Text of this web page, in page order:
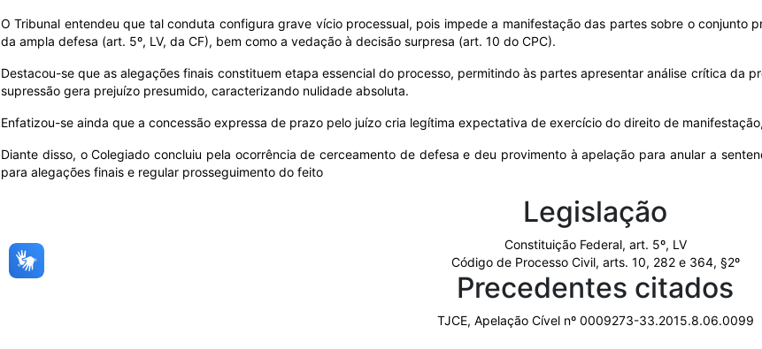
O Tribunal entendeu que tal conduta configura grave vício processual, pois impede a manifestação das partes sobre o
da ampla defesa (art. 5º, LV, da CF), bem como a vedação à decisão surpresa (art. 10 do CPC).
Destacou-se que as alegações finais constituem etapa essencial do processo, permitindo às partes apresentar análise crítica da
supressão gera prejuízo presumido, caracterizando nulidade absoluta.
Enfatizou-se ainda que a concessão expressa de prazo pelo juízo cria legítima expectativa de exercício do direito de
Diante disso, o Colegiado concluiu pela ocorrência de cerceamento de defesa e deu provimento à apelação para anular a
para alegações finais e regular prosseguimento do feito
Legislação
Constituição Federal, art. 5º, LV
Código de Processo Civil, arts. 10, 282 e 364, §2º
Precedentes citados
TJCE, Apelação Cível nº 0009273-33.2015.8.06.0099